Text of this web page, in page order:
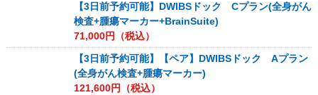
【3日前予約可能】DWIBSドック Cプラン(全身がん
検査+腫瘍マーカー+BrainSuite)
71,000円（税込）
【3日前予約可能】【ペア】DWIBSドック Aプラン
(全身がん検査+腫瘍マーカー)
121,600円（税込）